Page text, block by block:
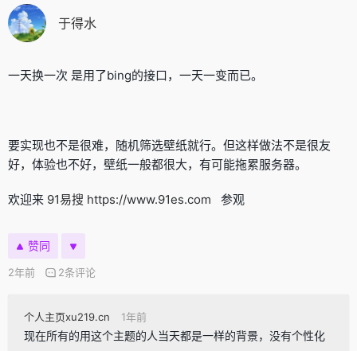
于得水
一天换一次 是用了bing的接口，一天一变而已。
要实现也不是很难，随机筛选壁纸就行。但这样做法不是很友
好，体验也不好，壁纸一般都很大，有可能拖累服务器。
欢迎来 91易搜 https://www.91es.com 参观
赞同
2年前 2条评论
个人主页xu219.cn 1年前
现在所有的用这个主题的人当天都是一样的背景，没有个性化